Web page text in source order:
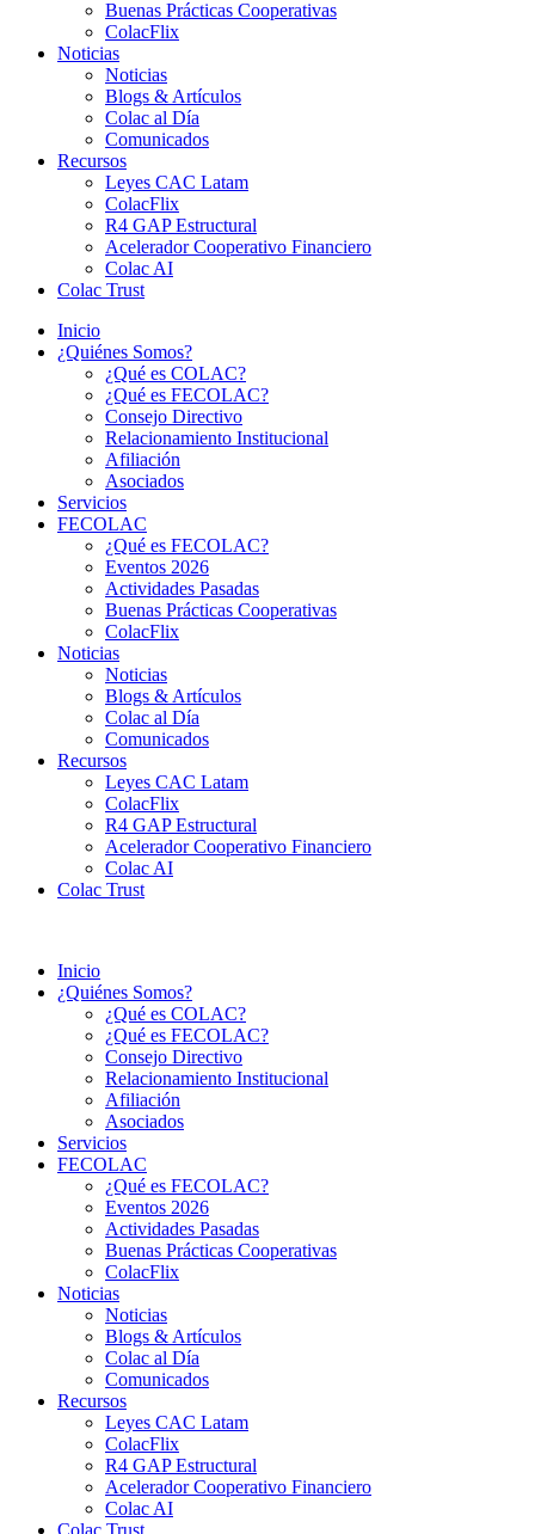
Buenas Prácticas Cooperativas
ColacFlix
Noticias
Noticias
Blogs & Artículos
Colac al Día
Comunicados
Recursos
Leyes CAC Latam
ColacFlix
R4 GAP Estructural
Acelerador Cooperativo Financiero
Colac AI
Colac Trust
Inicio
¿Quiénes Somos?
¿Qué es COLAC?
¿Qué es FECOLAC?
Consejo Directivo
Relacionamiento Institucional
Afiliación
Asociados
Servicios
FECOLAC
¿Qué es FECOLAC?
Eventos 2026
Actividades Pasadas
Buenas Prácticas Cooperativas
ColacFlix
Noticias
Noticias
Blogs & Artículos
Colac al Día
Comunicados
Recursos
Leyes CAC Latam
ColacFlix
R4 GAP Estructural
Acelerador Cooperativo Financiero
Colac AI
Colac Trust
Inicio
¿Quiénes Somos?
¿Qué es COLAC?
¿Qué es FECOLAC?
Consejo Directivo
Relacionamiento Institucional
Afiliación
Asociados
Servicios
FECOLAC
¿Qué es FECOLAC?
Eventos 2026
Actividades Pasadas
Buenas Prácticas Cooperativas
ColacFlix
Noticias
Noticias
Blogs & Artículos
Colac al Día
Comunicados
Recursos
Leyes CAC Latam
ColacFlix
R4 GAP Estructural
Acelerador Cooperativo Financiero
Colac AI
Colac Trust